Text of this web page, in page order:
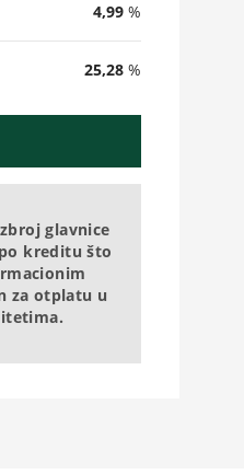
4,99%
25,28%
glavnice
kreditu što
za otplatu u